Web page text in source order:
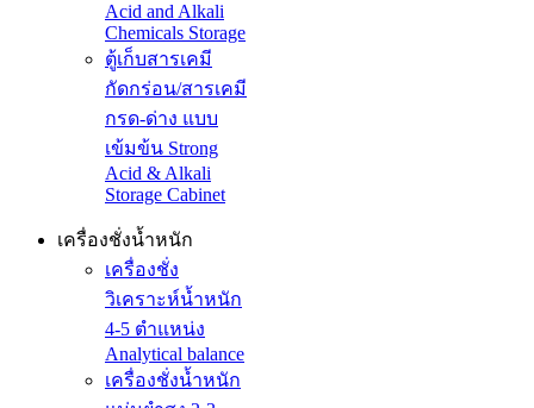
Acid and Alkali
Chemicals Storage
ตู้เก็บสารเคมี
กัดกร่อน/สารเคมี
กรด-ด่าง แบบ
เข้มข้น Strong
Acid & Alkali
Storage Cabinet
เครื่องชั่งน้ำหนัก
เครื่องชั่ง
วิเคราะห์น้ำหนัก
4-5 ตำแหน่ง
Analytical balance
เครื่องชั่งน้ำหนัก